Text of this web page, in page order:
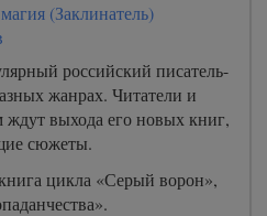
(Заклинатель)
российский писатель-
жанрах. Читатели и
ждут выхода его новых книг,
сюжеты.
цикла «Серый ворон»,